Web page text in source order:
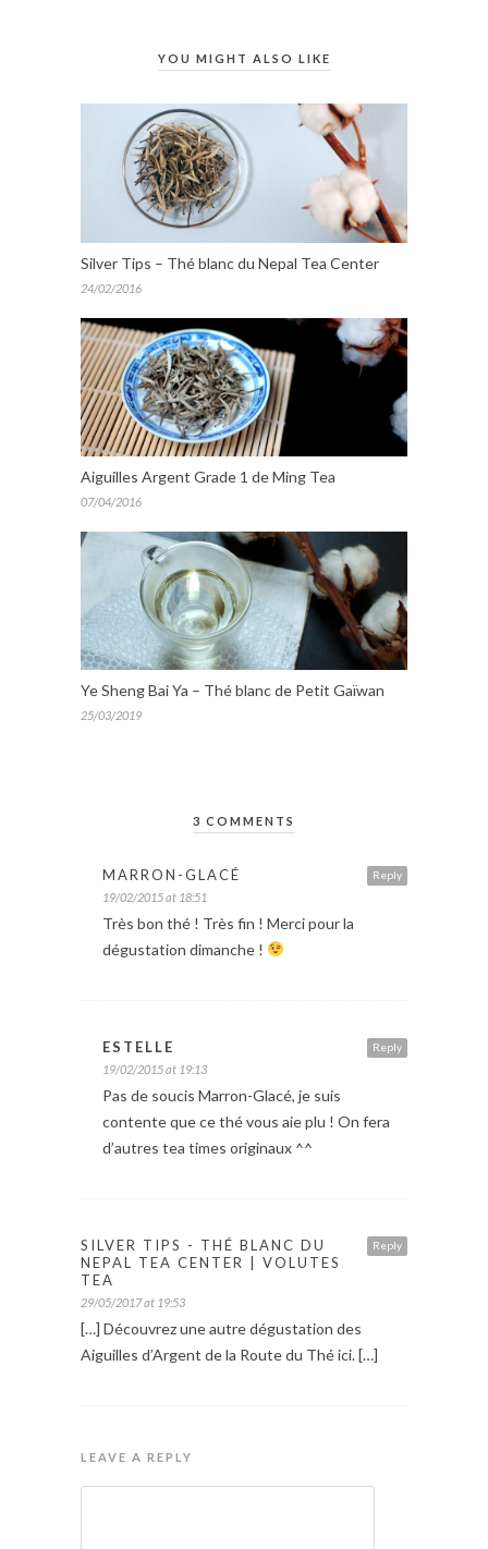
YOU MIGHT ALSO LIKE
Silver Tips – Thé blanc du Nepal Tea Center
24/02/2016
Aiguilles Argent Grade 1 de Ming Tea
07/04/2016
Ye Sheng Bai Ya – Thé blanc de Petit Gaïwan
25/03/2019
3 COMMENTS
Reply
MARRON-GLACÉ
19/02/2015 at 18:51
Très bon thé ! Très fin ! Merci pour la
dégustation dimanche !
Reply
ESTELLE
19/02/2015 at 19:13
Pas de soucis Marron-Glacé, je suis
contente que ce thé vous aie plu ! On fera
d’autres tea times originaux ^^
Reply
SILVER TIPS - THÉ BLANC DU
NEPAL TEA CENTER | VOLUTES
TEA
29/05/2017 at 19:53
[…] Découvrez une autre dégustation des
Aiguilles d’Argent de la Route du Thé ici. […]
LEAVE A REPLY